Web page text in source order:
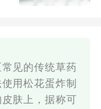
见的传统草药
用松花蛋炸制
肤上，据称可